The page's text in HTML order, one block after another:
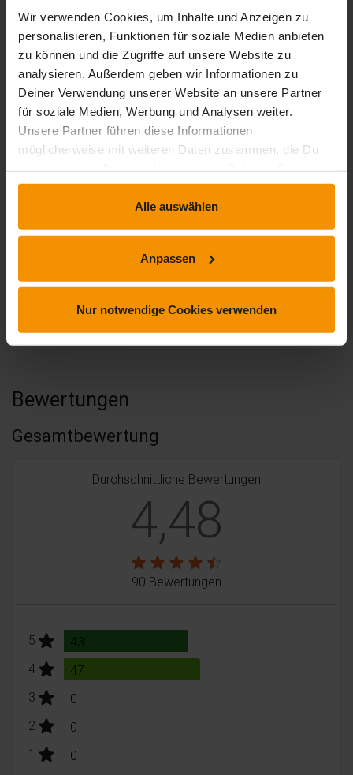
Wir verwenden Cookies, um Inhalte und Anzeigen zu
personalisieren, Funktionen für soziale Medien anbieten
zu können und die Zugriffe auf unsere Website zu
analysieren. Außerdem geben wir Informationen zu
Deiner Verwendung unserer Website an unsere Partner
für soziale Medien, Werbung und Analysen weiter.
Unsere Partner führen diese Informationen
möglicherweise mit weiteren Daten zusammen, die Du
Nutzung der Dienste gesammelt haben.
Alle auswählen
Anpassen
Nur notwendige Cookies verwenden
IPMA® Level D Projektmanagement
Online - PM-Praxis (Kurs 2)
4.7 / 5 4.7 (15 Bewertungen)
timelapse 39 Std. 15 Min. trending_up Fortgeschritten
Bewertungen
Gesamtbewertung
Durchschnittliche Bewertungen
4,48
90 Bewertungen
5 stars: 43
Bewertungen
4stars: 47
Bewertungen
3 stars: 0
Bewertungen
2 stars: 0
Bewertungen
1 stars: 0
Bewertungen